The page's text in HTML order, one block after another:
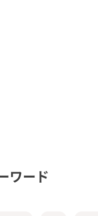
ワード